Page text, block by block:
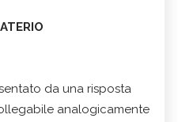
da una risposta
analogicamente